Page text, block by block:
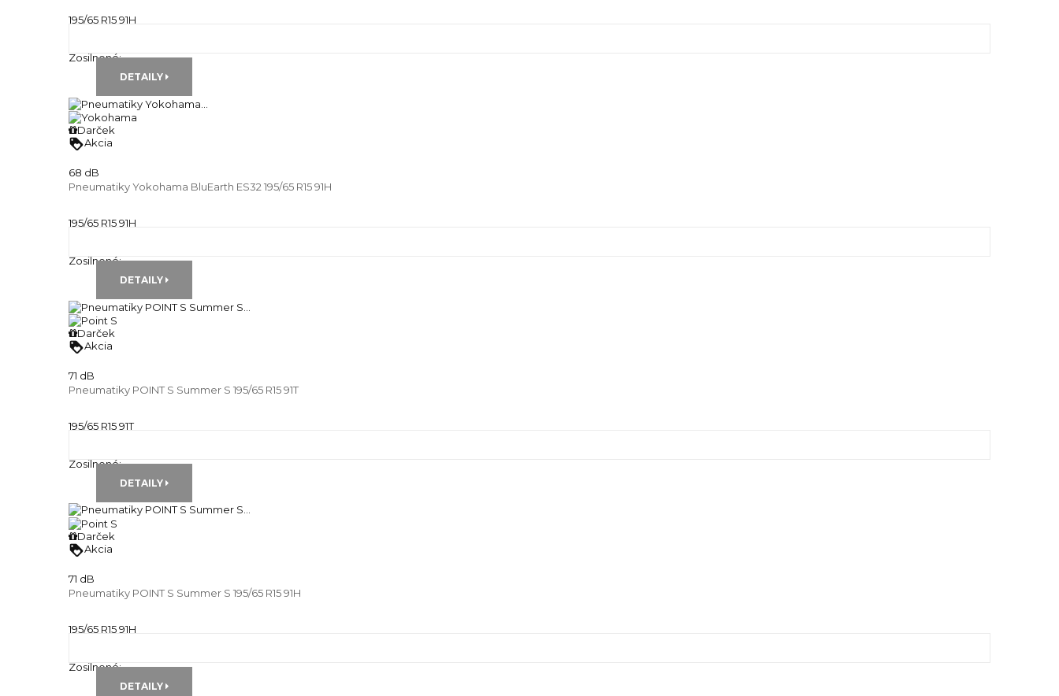
195/65 R15 91H
Zosilnené:---
DETAILY
Darček
loyaltyAkcia
68 dB
Pneumatiky Yokohama BluEarth ES32 195/65 R15 91H
195/65 R15 91H
Zosilnené:---
DETAILY
Darček
loyaltyAkcia
71 dB
Pneumatiky POINT S Summer S 195/65 R15 91T
195/65 R15 91T
Zosilnené:---
DETAILY
Darček
loyaltyAkcia
71 dB
Pneumatiky POINT S Summer S 195/65 R15 91H
195/65 R15 91H
Zosilnené:---
DETAILY